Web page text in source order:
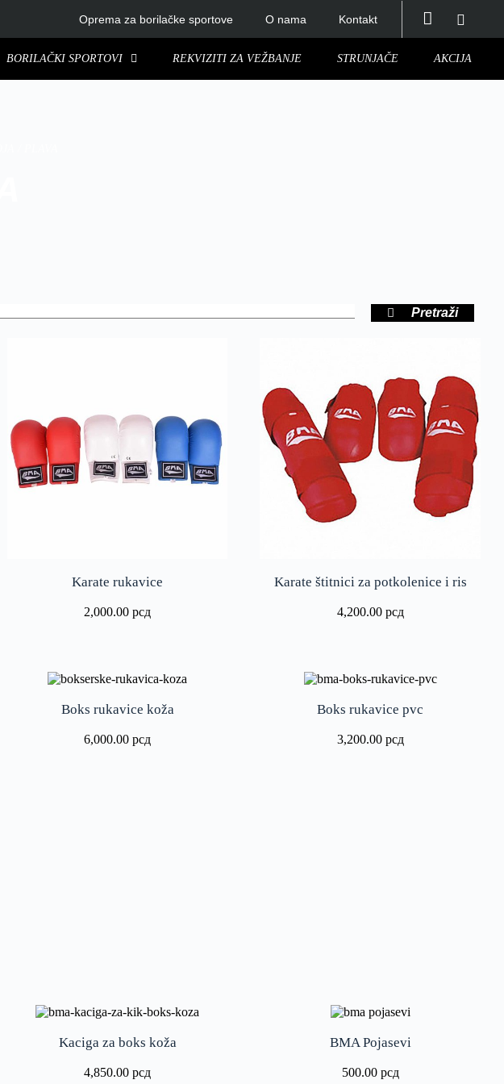
Oprema za borilačke sportove O nama Kontakt
BORILAČKI SPORTOVI REKVIZITI ZA VEŽBANJE STRUNJAČE AKCIJA
Pretraži
Karate rukavice
2,000.00рсд
Karate štitnici za potkolenice i ris
4,200.00 рсд
Boks rukavice koža
6,000.00рсд
Boks rukavice pvc
3,200.00 рсд
Kaciga za boks koža
4,850.00рсд
BMA Pojasevi
500.00 рсд